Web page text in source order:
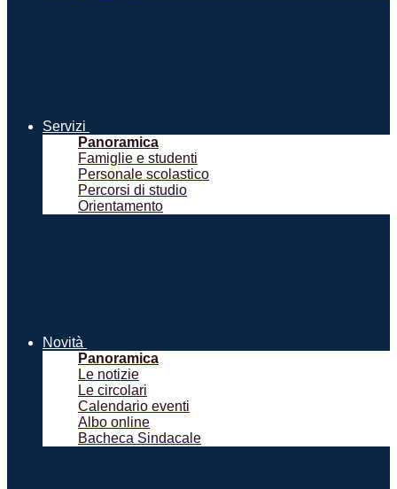
Servizi
Panoramica
Famiglie e studenti
Personale scolastico
Percorsi di studio
Orientamento
Novità
Panoramica
Le notizie
Le circolari
Calendario eventi
Albo online
Bacheca Sindacale